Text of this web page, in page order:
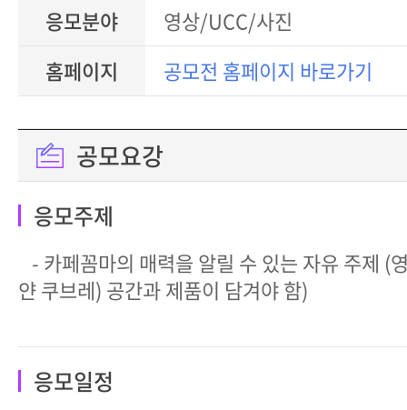
응모분야
영상/UCC/사진
홈페이지
공모전 홈페이지 바로가기
공모요강
응모주제
- 카페꼼마의 매력을 알릴 수 있는 자유 주제 (
얀 쿠브레) 공간과 제품이 담겨야 함)
응모일정